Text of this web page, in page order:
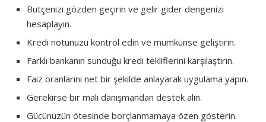
Bütçenizi gözden geçirin ve gelir gider dengenizi
hesaplayın.
Kredi notunuzu kontrol edin ve mümkünse geliştirin.
Farklı bankanın sunduğu kredi tekliflerini karşılaştırın.
Faiz oranlarını net bir şekilde anlayarak uygulama yapın.
Gerekirse bir mali danışmandan destek alın.
Gücünüzün ötesinde borçlanmamaya özen gösterin.